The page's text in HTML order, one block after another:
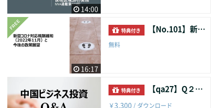
14:00
16:17
特典付き 【No.101】新型コロナ対応規制緩和（2022年11月）と今後の政策展望
無料
特典付き 【qa27】Q２６．外国企業による中国内取引
￥3,300 / ダウンロード